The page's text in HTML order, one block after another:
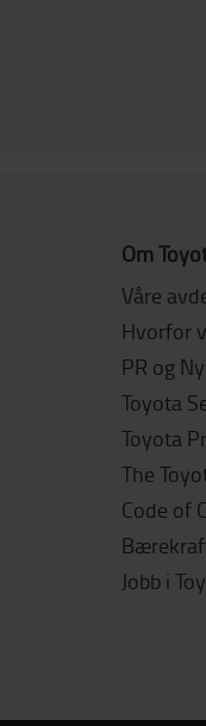
Om
Våre
Hvorfor
PR og
Toyota
Toyota
The
Code of
Jobb i